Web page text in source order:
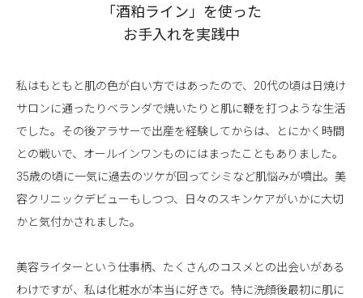
「酒粕ライン」を使った
お手入れを実践中
私はもともと肌の色が白い方ではあったので、20代の頃は日焼け
サロンに通ったりベランダで焼いたりと肌に鞭を打つような生活
でした。その後アラサーで出産を経験してからは、とにかく時間
との戦いで、オールインワンものにはまったこともありました。
35歳の頃に一気に過去のツケが回ってシミなど肌悩みが噴出。美
容クリニックデビューもしつつ、日々のスキンケアがいかに大切
かと気付かされました。
美容ライターという仕事柄、たくさんのコスメとの出会いがある
わけですが、私は化粧水が本当に好きで。特に洗顔後最初に肌に